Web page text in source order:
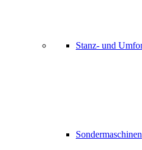
Stanz- und
Sondermaschinen